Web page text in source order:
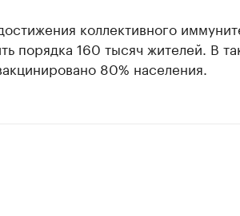
коллективного
порядка 160 тысяч жителей. В
80% населения.